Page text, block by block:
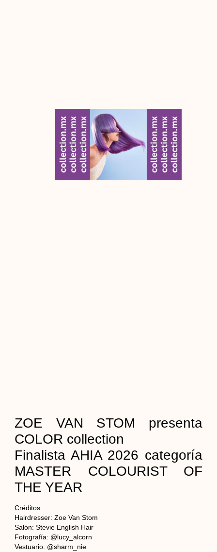
ZOE VAN STOM presenta
COLOR collection
Finalista AHIA 2026 categoría
MASTER COLOURIST OF
THE YEAR
Créditos:
Hairdresser: Zoe Van Stom
Salon: Stevie English Hair
Fotografía: @lucy_alcorn
Vestuario: @sharm_nie